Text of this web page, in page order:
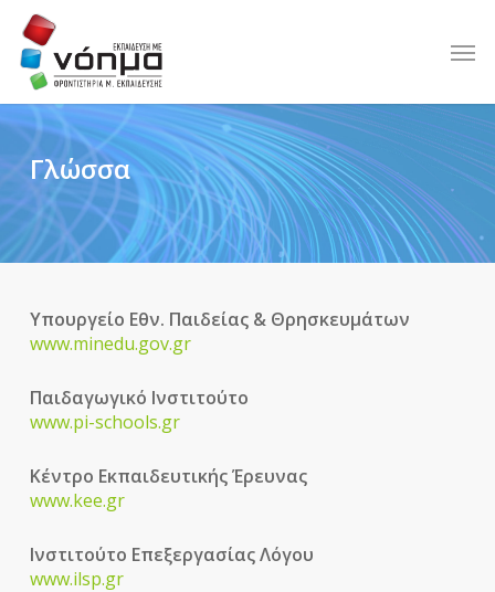
Skip
main
content
Γλώσσα
Υπουργείο Εθν. Παιδείας & Θρησκευμάτων
www.minedu.gov.gr
Παιδαγωγικό Ινστιτούτο
www.pi-schools.gr
Κέντρο Εκπαιδευτικής Έρευνας
www.kee.gr
Ινστιτούτο Επεξεργασίας Λόγου
www.ilsp.gr